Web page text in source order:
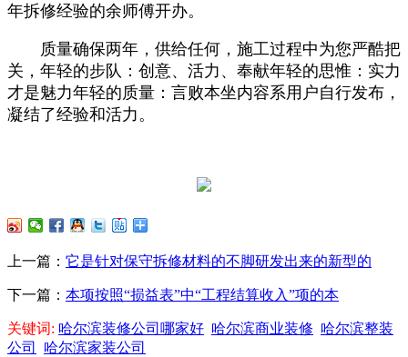
年拆修经验的余师傅开办。
质量确保两年，供给任何，施工过程中为您严酷把
关，年轻的步队：创意、活力、奉献年轻的思惟：实力
才是魅力年轻的质量：言败本坐内容系用户自行发布，
凝结了经验和活力。
上一篇： 它是针对保守拆修材料的不脚研发出来的新型的
下一篇： 本项按照“损益表”中“工程结算收入”项的本
关键词: 哈尔滨装修公司哪家好 哈尔滨商业装修 哈尔滨整装
公司
哈尔滨家装公司